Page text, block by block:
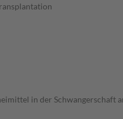
in der Schwangerschaft